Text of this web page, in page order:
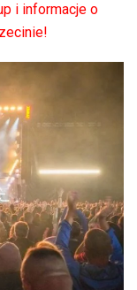
i informacje o